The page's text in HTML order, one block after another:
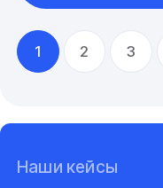
1 2 3
Наши кейсы